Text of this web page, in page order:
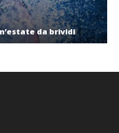
da brividi